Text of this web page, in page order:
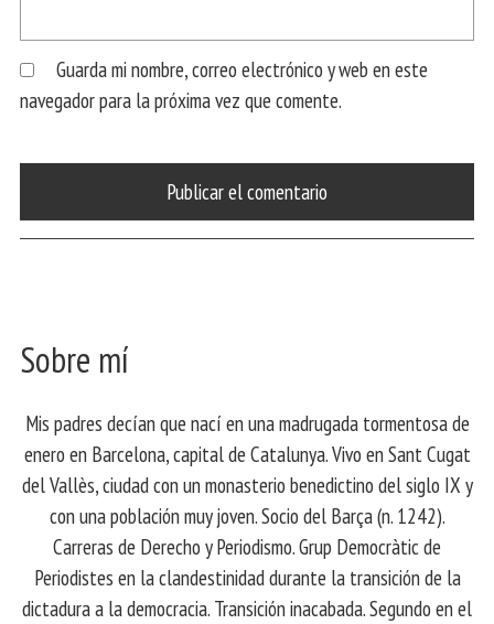
Guarda mi nombre, correo electrónico y web en este
navegador para la próxima vez que comente.
Sobre mí
Mis padres decían que nací en una madrugada tormentosa de
enero en Barcelona, ​​capital de Catalunya. Vivo en Sant Cugat
del Vallès, ciudad con un monasterio benedictino del siglo IX y
con una población muy joven. Socio del Barça (n. 1242).
Carreras de Derecho y Periodismo. Grup Democràtic de
Periodistes en la clandestinidad durante la transición de la
dictadura a la democracia. Transición inacabada. Segundo en el